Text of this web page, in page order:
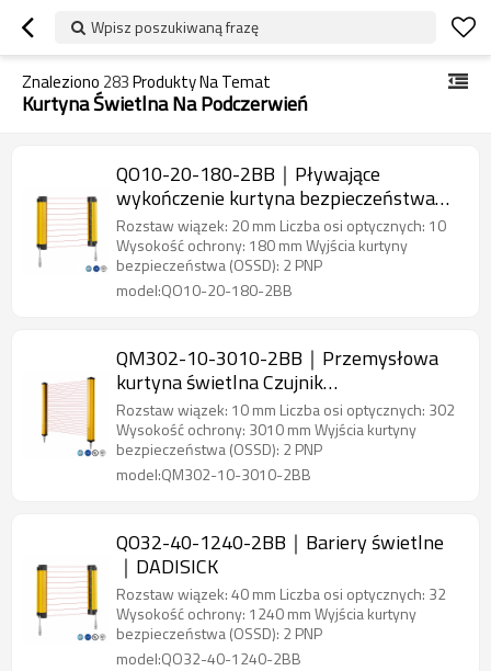
Wpisz poszukiwaną frazę
Znaleziono 283Produkty Na Temat
Kurtyna Świetlna Na Podczerwień
QO10-20-180-2BB｜Pływające
wykończenie kurtyna bezpieczeństwa｜
DADISICK
Rozstaw wiązek: 20 mm Liczba osi optycznych: 10
Wysokość ochrony: 180 mm Wyjścia kurtyny
bezpieczeństwa (OSSD): 2 PNP
model:QO10-20-180-2BB
QM302-10-3010-2BB｜Przemysłowa
kurtyna świetlna Czujnik
bezpieczeństwa obszaru｜DADISICK
Rozstaw wiązek: 10 mm Liczba osi optycznych: 302
Wysokość ochrony: 3010 mm Wyjścia kurtyny
bezpieczeństwa (OSSD): 2 PNP
model:QM302-10-3010-2BB
QO32-40-1240-2BB｜Bariery świetlne
｜DADISICK
Rozstaw wiązek: 40 mm Liczba osi optycznych: 32
Wysokość ochrony: 1240 mm Wyjścia kurtyny
bezpieczeństwa (OSSD): 2 PNP
model:QO32-40-1240-2BB